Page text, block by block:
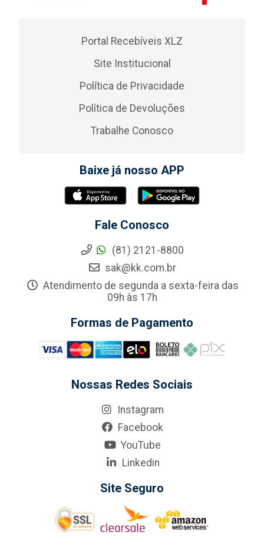
Portal Recebíveis XLZ
Site Institucional
Política de Privacidade
Política de Devoluções
Trabalhe Conosco
Baixe já nosso APP
Fale Conosco
(81) 2121-8800
sak@kk.com.br
Atendimento de segunda a sexta-feira das
09h às 17h
Formas de Pagamento
Nossas Redes Sociais
Instagram
Facebook
YouTube
Linkedin
Site Seguro